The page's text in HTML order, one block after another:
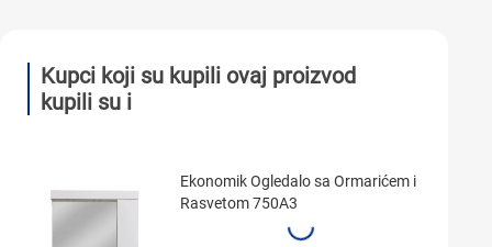
Kupci koji su kupili ovaj proizvod
kupili su i
Ekonomik Ogledalo sa Ormarićem i
Rasvetom 750A3